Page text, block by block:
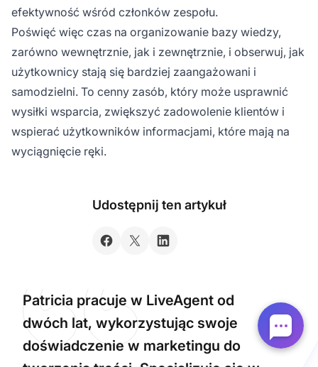
efektywność wśród członków zespołu.
Poświęć więc czas na organizowanie bazy wiedzy,
zarówno wewnętrznie, jak i zewnętrznie, i obserwuj, jak
użytkownicy stają się bardziej zaangażowani i
samodzielni. To cenny zasób, który może usprawnić
wysiłki wsparcia, zwiększyć zadowolenie klientów i
wspierać użytkowników informacjami, które mają na
wyciągnięcie ręki.
Udostępnij ten artykuł
Patricia pracuje w LiveAgent od
dwóch lat, wykorzystując swoje
doświadczenie w marketingu do